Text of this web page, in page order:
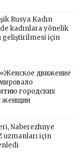
Rusya Kadın
kadınlara yönelik
geliştirilmesi için
движение
городских
женщин
Naberezhnye
uzmanları için